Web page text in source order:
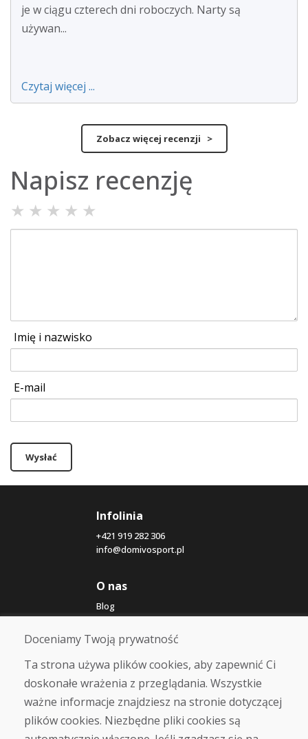
je w ciągu czterech dni roboczych. Narty są
używan...
Czytaj więcej ...
Zobacz więcej recenzji >
Napisz recenzję
★ ★ ★ ★ ★
Imię i nazwisko
E-mail
Wysłać
Infolinia
+421 919 282 306
info@domivosport.pl
O nas
Blog
O nas
Sklep
Kontakt
Zakup
Sklep internetowy
Warunki handlowe
Doceniamy Twoją prywatność
Ta strona używa plików cookies, aby zapewnić Ci
doskonałe wrażenia z przeglądania. Wszystkie
ważne informacje znajdziesz na stronie dotyczącej
plików cookies. Niezbędne pliki cookies są